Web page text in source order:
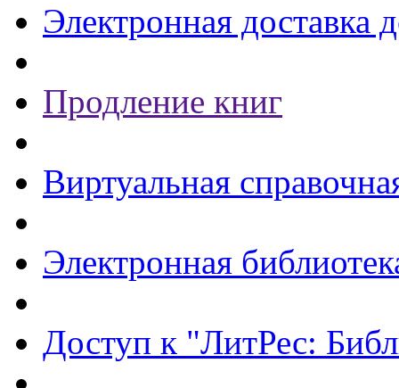
Электронная доставка
Продление книг
Виртуальная
Электронная
Доступ к "ЛитРес: